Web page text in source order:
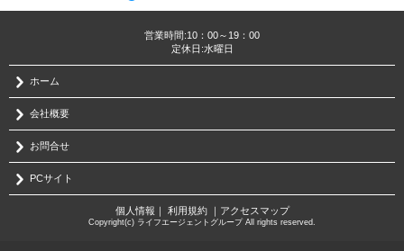
営業時間:10：00～19：00
定休日:水曜日
ホーム
会社概要
お問合せ
PCサイト
個人情報 ｜ 利用規約｜ アクセスマップ
Copyright(c) ライフエージェントグループ All rights reserved.